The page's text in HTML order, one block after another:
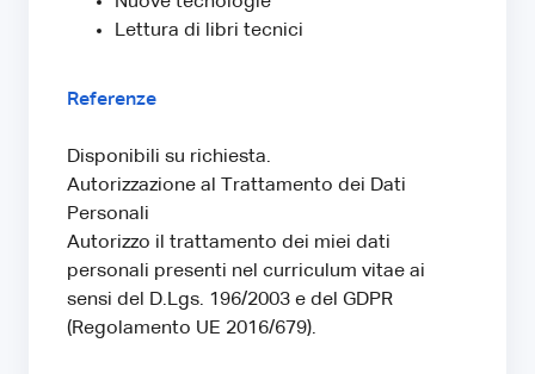
Lettura di libri tecnici
Referenze
Disponibili su richiesta.
Autorizzazione al Trattamento dei Dati
Personali
Autorizzo il trattamento dei miei dati
personali presenti nel curriculum vitae ai
sensi del D.Lgs. 196/2003 e del GDPR
(Regolamento UE 2016/679).